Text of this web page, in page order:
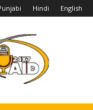
Hindi English
Sell
Aid
News